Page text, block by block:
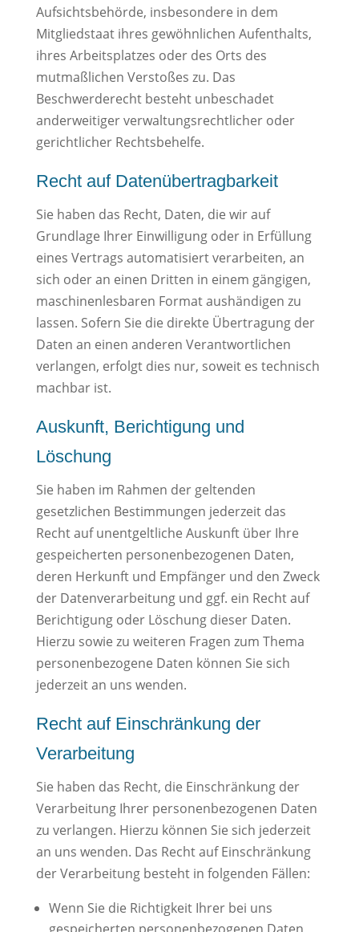
Aufsichtsbehörde, insbesondere in dem
Mitgliedstaat ihres gewöhnlichen Aufenthalts,
ihres Arbeitsplatzes oder des Orts des
mutmaßlichen Verstoßes zu. Das
Beschwerderecht besteht unbeschadet
anderweitiger verwaltungsrechtlicher oder
gerichtlicher Rechtsbehelfe.
Recht auf Daten­übertrag­barkeit
Sie haben das Recht, Daten, die wir auf
Grundlage Ihrer Einwilligung oder in Erfüllung
eines Vertrags automatisiert verarbeiten, an
sich oder an einen Dritten in einem gängigen,
maschinenlesbaren Format aushändigen zu
lassen. Sofern Sie die direkte Übertragung der
Daten an einen anderen Verantwortlichen
verlangen, erfolgt dies nur, soweit es technisch
machbar ist.
Auskunft, Berichtigung und
Löschung
Sie haben im Rahmen der geltenden
gesetzlichen Bestimmungen jederzeit das
Recht auf unentgeltliche Auskunft über Ihre
gespeicherten personenbezogenen Daten,
deren Herkunft und Empfänger und den Zweck
der Datenverarbeitung und ggf. ein Recht auf
Berichtigung oder Löschung dieser Daten.
Hierzu sowie zu weiteren Fragen zum Thema
personenbezogene Daten können Sie sich
jederzeit an uns wenden.
Recht auf Einschränkung der
Verarbeitung
Sie haben das Recht, die Einschränkung der
Verarbeitung Ihrer personenbezogenen Daten
zu verlangen. Hierzu können Sie sich jederzeit
an uns wenden. Das Recht auf Einschränkung
der Verarbeitung besteht in folgenden Fällen:
Wenn Sie die Richtigkeit Ihrer bei uns